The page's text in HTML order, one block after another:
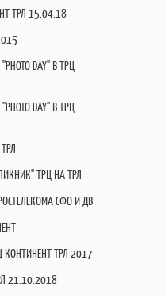
ТРЛ 15.04.18
DAY" В ТРЦ
DAY" В ТРЦ
ТРЦ НА ТРЛ
СФО И ДВ
ТРЛ 2017
21.10.2018